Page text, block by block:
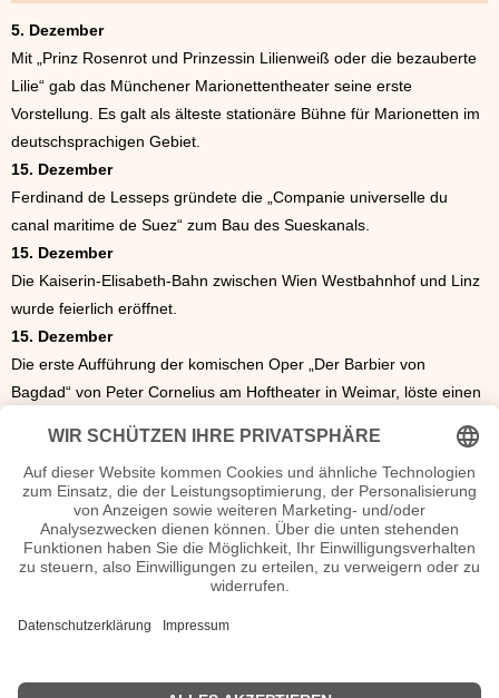
5. Dezember
Mit „Prinz Rosenrot und Prinzessin Lilienweiß oder die bezauberte
Lilie“ gab das Münchener Marionettentheater seine erste
Vorstellung. Es galt als älteste stationäre Bühne für Marionetten im
deutschsprachigen Gebiet.
15. Dezember
Ferdinand de Lesseps gründete die „Companie universelle du
canal maritime de Suez“ zum Bau des Sueskanals.
15. Dezember
Die Kaiserin-Elisabeth-Bahn zwischen Wien Westbahnhof und Linz
wurde feierlich eröffnet.
15. Dezember
Die erste Aufführung der komischen Oper „Der Barbier von
Bagdad“ von Peter Cornelius am Hoftheater in Weimar, löste einen
dirigierte, störten die Aufführung. Liszt beendete daraufhin seine
Tätigkeit als Dirigent in Weimar.
24. Dezember
In Yale kam es zu Rassenunruhen, als ein freigelassener Sklave
von zwei weißen Goldsuchern zusammengeschlagen wurde.